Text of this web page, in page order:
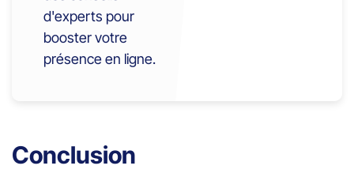
d'experts pour
booster votre
présence en ligne.
Conclusion